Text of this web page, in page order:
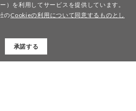
）を利用してサービスを提供しています。
のCookieの利用について同意するものとし
承諾する